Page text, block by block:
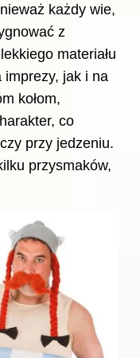
każdy wie,
z
materiału
imprezy, jak i na
kołom,
co
przy jedzeniu.
przysmaków,